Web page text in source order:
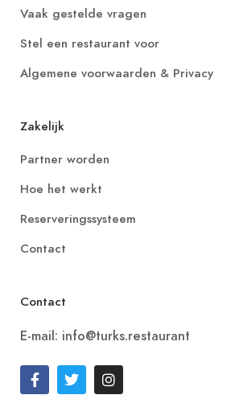
Vaak gestelde vragen
Stel een restaurant voor
Algemene voorwaarden & Privacy
Zakelijk
Partner worden
Hoe het werkt
Reserveringssysteem
Contact
Contact
E-mail: info@turks.restaurant